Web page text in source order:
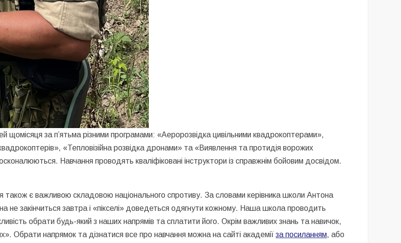
щомісяця за п’ятьма різними програмами: «Аеророзвідка цивільними квадрокоптерами»,
«Тепловізійна розвідка дронами» та «Виявлення та протидія ворожих
Навчання проводять кваліфіковані інструктори із справжнім бойовим досвідом.
також є важливою складовою національного спротиву. За словами керівника школи Антона
не закінчиться завтра і «пікселі» доведеться одягнути кожному. Наша школа проводить
обрати будь-який з наших напрямів та сплатити його. Окрім важливих знань та навичок,
Обрати напрямок та дізнатися все про навчання можна на сайті академіїза посиланням, або